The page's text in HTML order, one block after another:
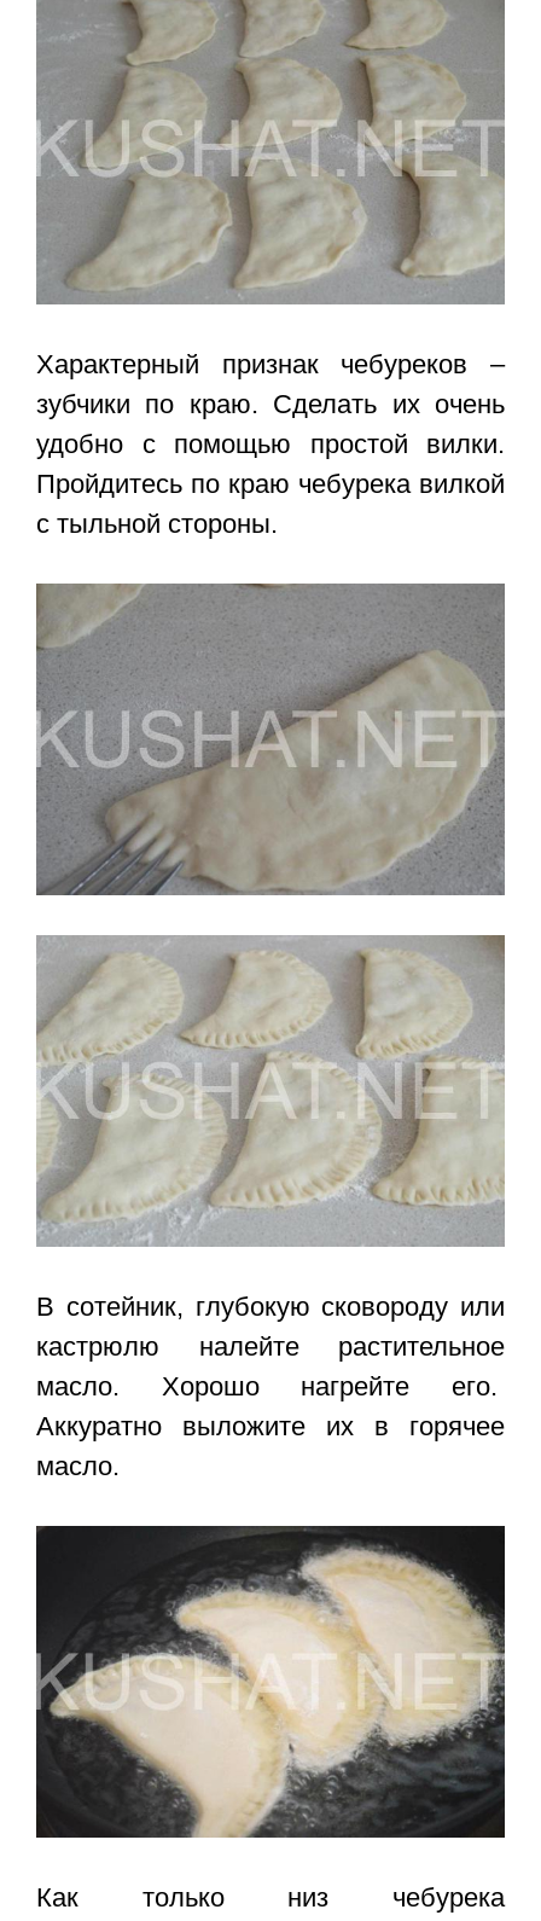
Характерный признак чебуреков –
зубчики по краю. Сделать их очень
удобно с помощью простой вилки.
Пройдитесь по краю чебурека вилкой
с тыльной стороны.
В сотейник, глубокую сковороду или
кастрюлю налейте растительное
масло. Хорошо нагрейте его.
Аккуратно выложите их в горячее
масло.
Как только низ чебурека